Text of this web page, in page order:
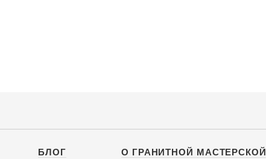
БЛОГ
О ГРАНИТНОЙ МАСТЕРСКОЙ